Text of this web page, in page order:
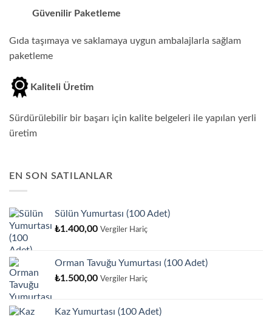
Güvenilir Paketleme
Gıda taşımaya ve saklamaya uygun ambalajlarla sağlam
paketleme
Kaliteli Üretim
Sürdürülebilir bir başarı için kalite belgeleri ile yapılan yerli
üretim
EN SON SATILANLAR
Sülün Yumurtası (100 Adet)
₺1.400,00 Vergiler Hariç
Orman Tavuğu Yumurtası (100 Adet)
₺1.500,00 Vergiler Hariç
Kaz Yumurtası (100 Adet)